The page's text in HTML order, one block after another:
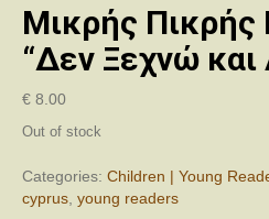
Μικρής Πικρής
“Δεν Ξεχνώ και
€ 8.00
Out of stock
Categories: Children | Young
cyprus young readers